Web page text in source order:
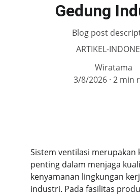
Gedung
Blog post
ARTIKEL-
Wiratama
3/8/2026 2 min
Sistem ventilasi merupakan
penting dalam menjaga
kenyamanan lingkungan
industri. Pada fasilitas